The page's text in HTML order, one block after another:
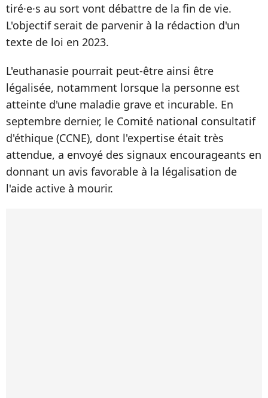
tiré·e·s au sort vont débattre de la fin de vie.
L'objectif serait de parvenir à la rédaction d'un
texte de loi en 2023.
L'euthanasie pourrait peut-être ainsi être
légalisée, notamment lorsque la personne est
atteinte d'une maladie grave et incurable. En
septembre dernier, le Comité national consultatif
d'éthique (CCNE), dont l'expertise était très
attendue, a envoyé des signaux encourageants en
donnant un avis favorable à la légalisation de
l'aide active à mourir.